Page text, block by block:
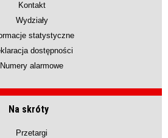
Kontakt
Wydziały
statystyczne
dostępności
Numery alarmowe
Na skróty
Przetargi